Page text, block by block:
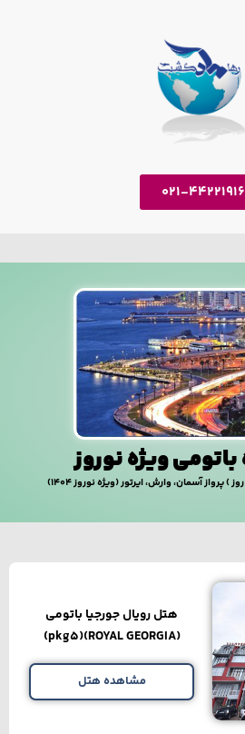
021-44221916
هتل رویال جورجیا باتومی
(ROYAL GEORGIA)(pkg5)
مشاهده هتل